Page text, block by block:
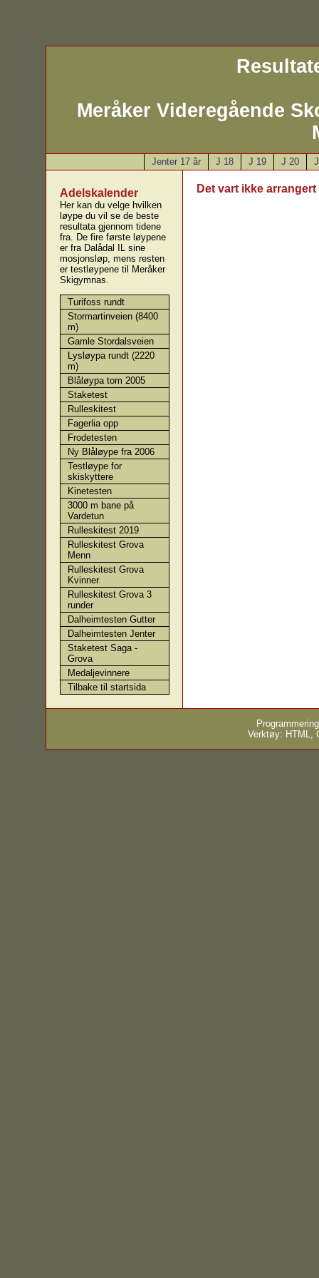
Meråker Videregående
Jenter 17 år J 18 J 19 J 20
Adelskalender
Her kan du velge hvilken
løype du vil se de beste
resultata gjennom tidene
fra. De fire første løypene
er fra Dalådal IL sine
mosjonsløp, mens resten
er testløypene til Meråker
Skigymnas.
Turifoss rundt
Stormartinveien (8400
m)
Gamle Stordalsveien
Lysløypa rundt (2220
m)
Blåløypa tom 2005
Staketest
Rulleskitest
Fagerlia opp
Frodetesten
Ny Blåløype fra 2006
Testløype for
skiskyttere
Kinetesten
3000 m bane på
Vardetun
Rulleskitest 2019
Rulleskitest Grova
Menn
Rulleskitest Grova
Kvinner
Rulleskitest Grova 3
runder
Dalheimtesten Gutter
Dalheimtesten Jenter
Staketest Saga -
Grova
Medaljevinnere
Tilbake til startsida
Det vart ikke
Verktøy: HTML,